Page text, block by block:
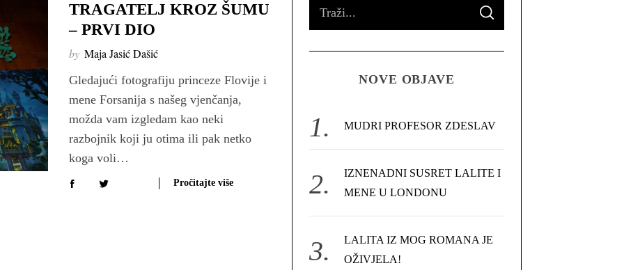
TRAGATELJ KROZ ŠUMU
– PRVI DIO
by Maja Jasić Dašić
Gledajući fotografiju princeze Flovije i
mene Forsanija s našeg vjenčanja,
možda vam izgledam kao neki
razbojnik koji ju otima ili pak netko
koga voli…
Pročitajte više
o
S
A
C
NOVE OBJAVE
MUDRI PROFESOR ZDESLAV
IZNENADNI SUSRET LALITE I
MENE U LONDONU
LALITA IZ MOG ROMANA JE
OŽIVJELA!